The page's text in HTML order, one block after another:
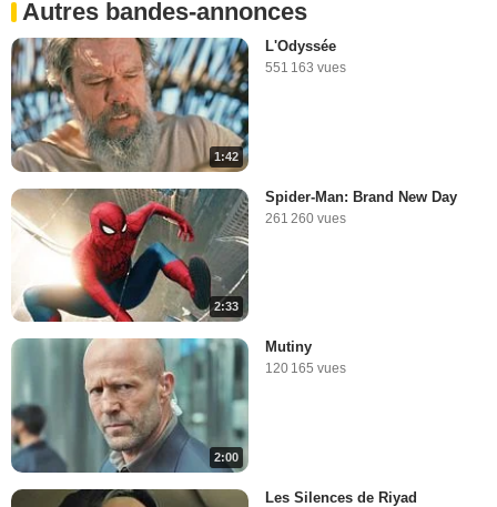
Autres bandes-annonces
1:42
L'Odyssée
551 163 vues
2:33
Spider-Man: Brand New Day
261 260 vues
2:00
Mutiny
120 165 vues
Les Silences de Riyad